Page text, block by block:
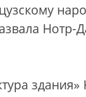
Нотр-